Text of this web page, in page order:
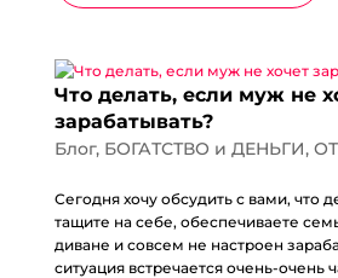
Что делать, если муж не
зарабатывать?
Блог, БОГАТСТВО и ДЕНЬГИ,
Сегодня хочу обсудить с вами, что
тащите на себе, обеспечиваете
диване и совсем не настроен
ситуация встречается очень-очень